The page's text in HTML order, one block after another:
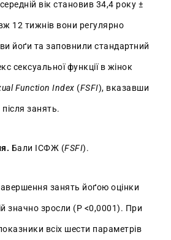
вік становив 34,4 року ±
12 тижнів вони регулярно
йоґи та заповнили стандартний
сексуальної функції в жінок
Function Index (FSFI), вказавши
занять.
Бали ІСФЖ (FSFI).
занять йоґою оцінки
значно зросли (P <0,0001). При
всіх шести параметрів